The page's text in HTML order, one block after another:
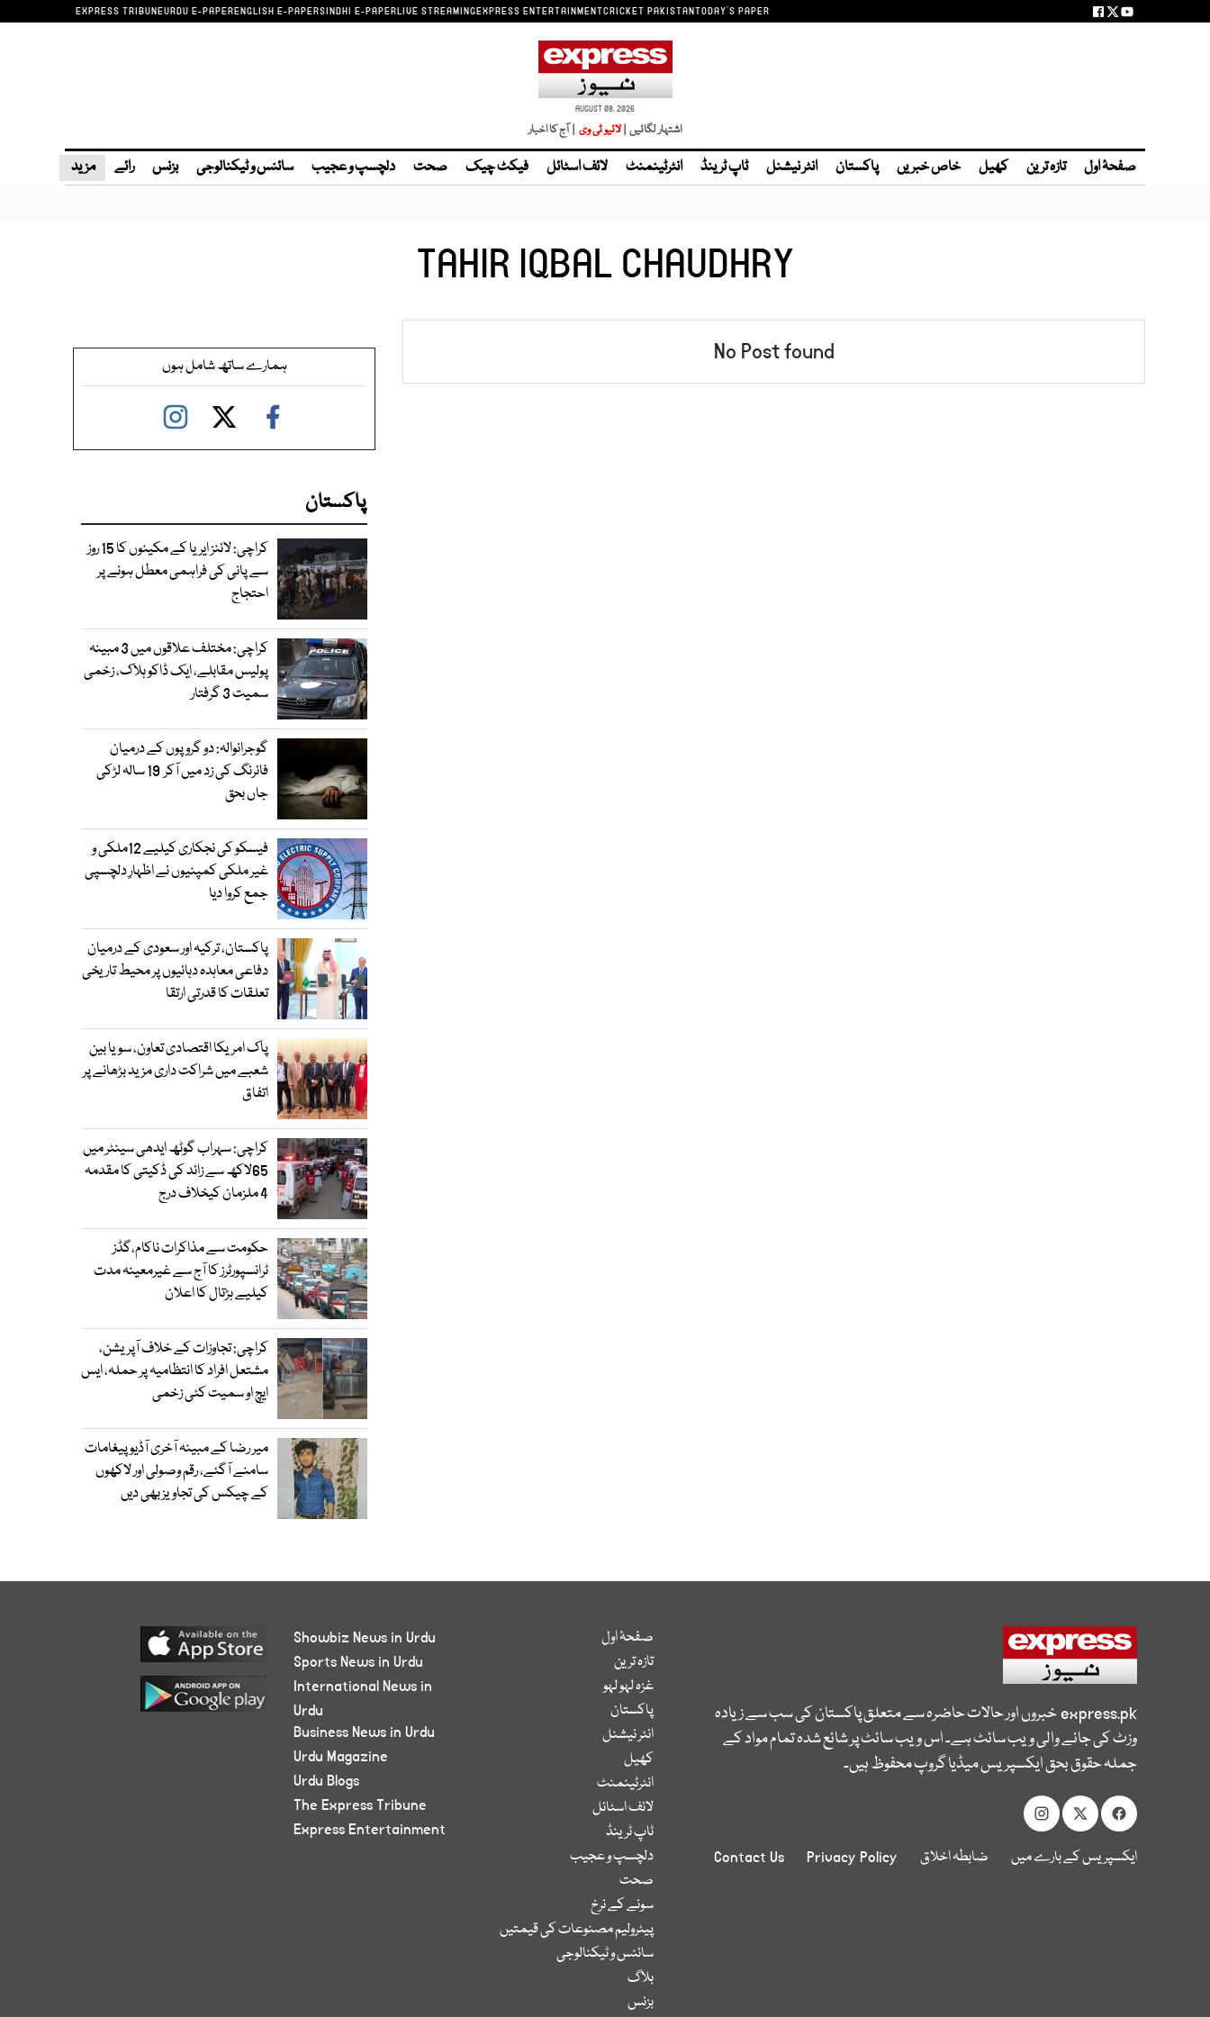
EXPRESS TRIBUNEURDU E-PAPERENGLISH E-PAPERSINDHI E-PAPERLIVE STREAMINGEXPRESS ENTERTAINMENTCRICKET PAKISTANTODAY'S PAPER
AUGUST 08, 2026
اشتہار لگائیں |لائیو ٹی وی | آج کا اخبار
صفحۂ اول تازہ ترین کھیل خاص خبریں پاکستان انٹر نیشنل ٹاپ ٹرینڈ انٹرٹینمنٹ لائف اسٹائل فیکٹ چیک صحت دلچسپ و عجیب سائنس و ٹیکنالوجی بزنس رائے مزید
TAHIR IQBAL CHAUDHRY
No Post found ہمارے ساتھ شامل ہوں
پاکستان
کراچی: لائنز ایریا کے مکینوں کا 15 روز
سے پانی کی فراہمی معطل ہونے پر
احتجاج
کراچی: مختلف علاقوں میں 3 مبینہ
پولیس مقابلے، ایک ڈاکو ہلاک، زخمی
سمیت 3 گرفتار
گوجرانوالہ: دو گروپوں کے درمیان
فائرنگ کی زد میں آکر 19 سالہ لڑکی
جاں بحق
فیسکو کی نجکاری کیلیے 12ملکی و
غیر ملکی کمپنیوں نے اظہارِ دلچسپی
جمع کروا دیا
پاکستان، ترکیہ اور سعودی کے درمیان
دفاعی معاہدہ دہائیوں پر محیط تاریخی
تعلقات کا قدرتی ارتقا
پاک امریکا اقتصادی تعاون، سویا بین
شعبے میں شراکت داری مزید بڑھانے پر
اتفاق
کراچی: سہراب گوٹھ ایدھی سینٹر میں
65لاکھ سے زائد کی ڈکیتی کا مقدمہ
4 ملزمان کیخلاف درج
حکومت سے مذاکرات ناکام،گڈز
ٹرانسپورٹرز کا آج سے غیرمعینہ مدت
کیلیے ہڑتال کا اعلان
کراچی: تجاوزات کے خلاف آپریشن،
مشتعل افراد کا انتظامیہ پر حملہ، ایس
ایچ او سمیت کئی زخمی
میر رضا کے مبینہ آخری آڈیو پیغامات
سامنے آگئے، رقم وصولی اور لاکھوں
کے چیکس کی تجاویز بھی دیں
express.pkخبروں اور حالات حاضرہ سے متعلق پاکستان کی سب سے زیادہ
وزٹ کی جانے والی ویب سائٹ ہے۔ اس ویب سائٹ پر شائع شدہ تمام مواد کے
جملہ حقوق بحق ایکسپریس میڈیا گروپ محفوظ ہیں۔
ایکسپریس کے بارے میں ضابطہ اخلاق Privacy Policy
Contact Us
صفحۂ اول
تازہ ترین
غزہ لہو لہو
پاکستان
انٹر نیشنل
کھیل
انٹرٹینمنٹ
لائف اسٹائل
ٹاپ ٹرینڈ
دلچسپ و عجیب
صحت
سونے کے نرخ
پیٹرولیم مصنوعات کی قیمتیں
سائنس و ٹیکنالوجی
بلاگ
بزنس
Showbiz News in Urdu
Sports News in Urdu
International News in
Urdu
Business News in Urdu
Urdu Magazine
Urdu Blogs
The Express Tribune
Express Entertainment